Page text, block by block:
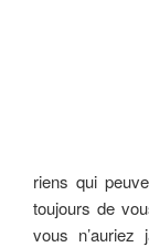
riens qui
toujours de
vous n’auriez